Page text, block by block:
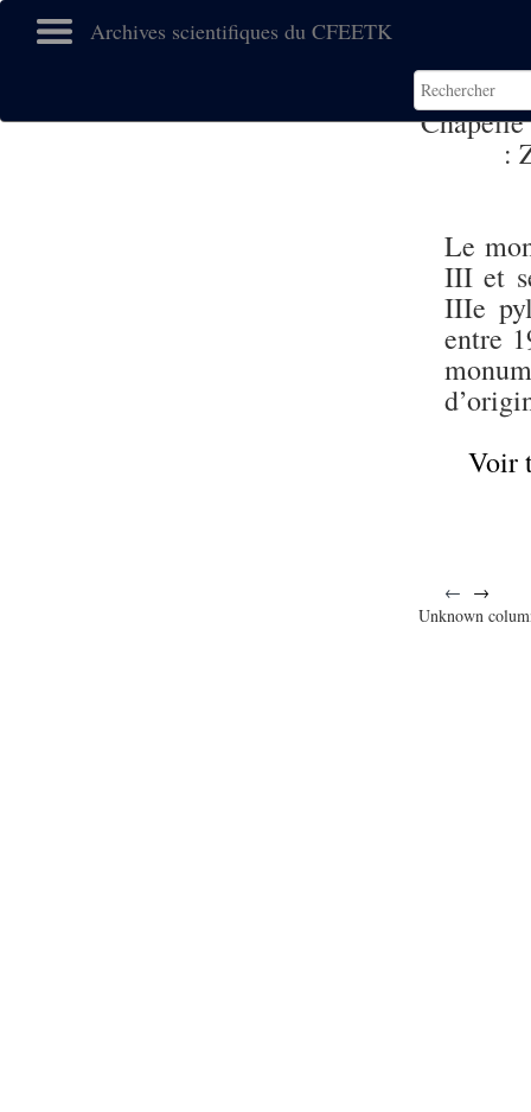
Archives scientifiques du CFEETK
:
Le
III et
IIIe
entre
Voir
←
→
Unknown